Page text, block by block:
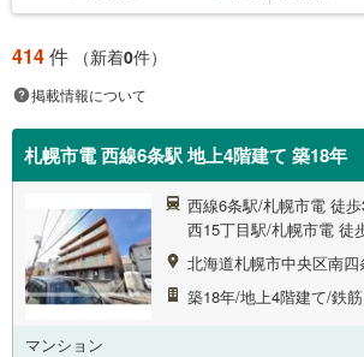
414件 （新着0件）
掲載情報について
札幌市電 西線6条駅 地上4階建て 築18年
西線6条駅/札幌市電 徒
西15丁目駅/札幌市電 徒
北海道札幌市中央区南四
築18年/地上4階建て/鉄
マンション